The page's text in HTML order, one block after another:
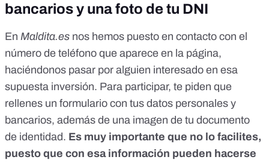
bancarios y una foto de tu DNI
En Maldita.es nos hemos puesto en contacto con el
número de teléfono que aparece en la página,
haciéndonos pasar por alguien interesado en esa
supuesta inversión. Para participar, te piden que
rellenes un formulario con tus datos personales y
bancarios, además de una imagen de tu documento
de identidad. Es muy importante que no lo facilites,
puesto que con esa información pueden hacerse